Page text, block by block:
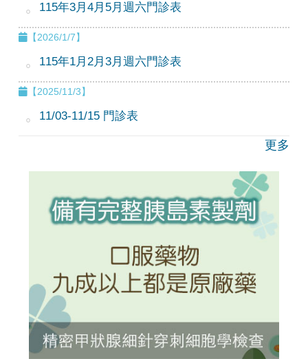
115年3月4月5月週六門診表
【2026/1/7】
115年1月2月3月週六門診表
【2025/11/3】
11/03-11/15 門診表
更多